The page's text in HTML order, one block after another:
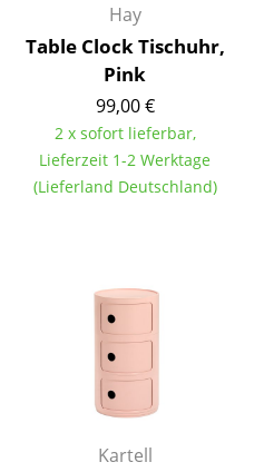
Bürosessel
Einzelteile
... alle Sitzmöbel
Tische
Couchtische
Schreibtische
Sekretäre & PC-Tische
Hay
Table Clock Tischuhr,
Pink
99,00 €
2 x sofort lieferbar,
Lieferzeit 1-2 Werktage
(Lieferland Deutschland)
Kartell